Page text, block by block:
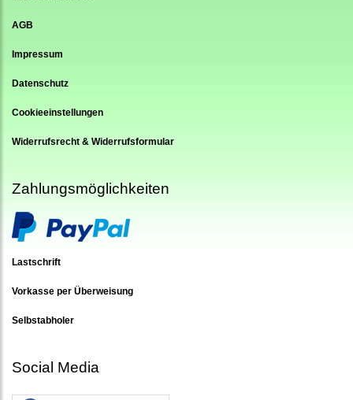
AGB
Impressum
Datenschutz
Cookieeinstellungen
Widerrufsrecht & Widerrufsformular
Zahlungsmöglichkeiten
Lastschrift
Vorkasse per Überweisung
Selbstabholer
Social Media